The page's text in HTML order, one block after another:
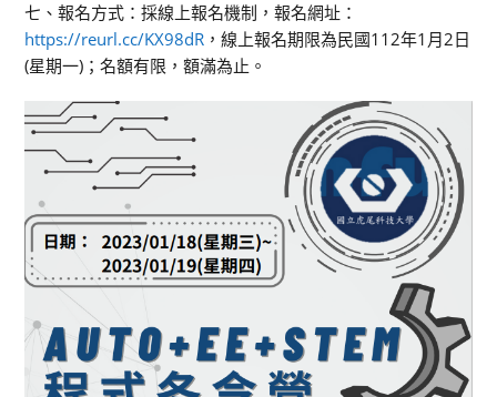
七、報名方式：採線上報名機制，報名網址：
https://reurl.cc/KX98dR ，線上報名期限為民國112年1月2日
(星期一)；名額有限，額滿為止。